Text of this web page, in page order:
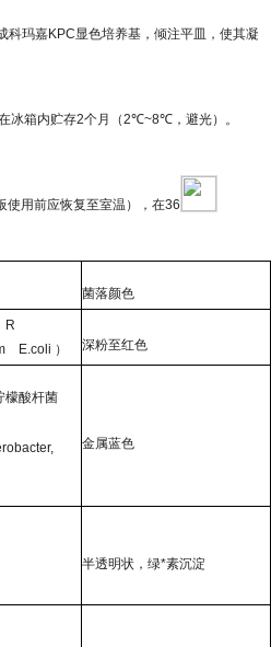
科玛嘉KPC显色培养基，倾注平皿，使其凝
冰箱内贮存2个月（2℃~8℃ ，避光）。
使用前应恢复至室温），在36
菌落颜色
R
E.coli ） 深粉至红色
檬酸杆菌
金属蓝色
半透明状，绿*素沉淀